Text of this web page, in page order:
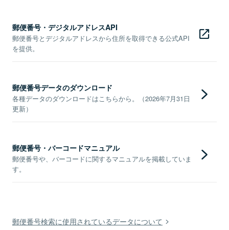
郵便番号・デジタルアドレスAPI
郵便番号とデジタルアドレスから住所を取得できる公式API
を提供。
郵便番号データのダウンロード
各種データのダウンロードはこちらから。（2026年7月31日
更新）
郵便番号・バーコードマニュアル
郵便番号や、バーコードに関するマニュアルを掲載していま
す。
郵便番号検索に使用されているデータについて